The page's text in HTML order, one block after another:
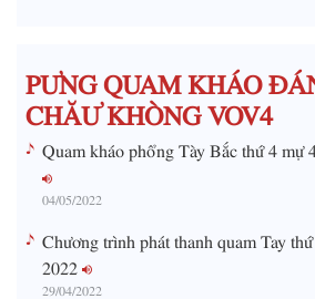
e
PƯNG QUAM KHÁO
CHĂƯ KHÒNG VOV4
Quam kháo phổng Tày Bắc thứ 4 mự
04/05/2022
Chương trình phát thanh quam Tay
2022
29/04/2022